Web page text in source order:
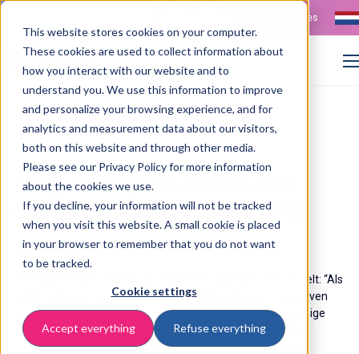
This website stores cookies on your computer.
These cookies are used to collect information about
how you interact with our website and to
understand you. We use this information to improve
and personalize your browsing experience, and for
analytics and measurement data about our visitors,
both on this website and through other media.
Please see our Privacy Policy for more information
about the cookies we use.
If you decline, your information will not be tracked
when you visit this website. A small cookie is placed
in your browser to remember that you do not want
to be tracked.
Cookie settings
Accept everything Refuse everything
Vacatures
Home >Customer cases>
Efficiënte factuurverwerking in JD Edwards bij DPD
Soepele implementatie van
digitale facturatie voor DPD
29 September 2025
Fred van de Wiel, Teamleider Finance to Manage, DPD, vertelt: “Als
je het hebt over de integratie metJD Edwards
kan ik aangeven
dat wij voorISPnextgekozen hebben, omdat ISPnext de enige
was die een standaard interface met JD Edwards had. Dat
maakte de keuze eenvoudig. Daarnaast hebben wij ervoor